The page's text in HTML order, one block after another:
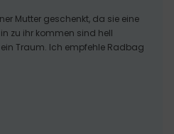
Mutter geschenkt, da sie eine
zu ihr kommen sind hell
Traum. Ich empfehle Radbag